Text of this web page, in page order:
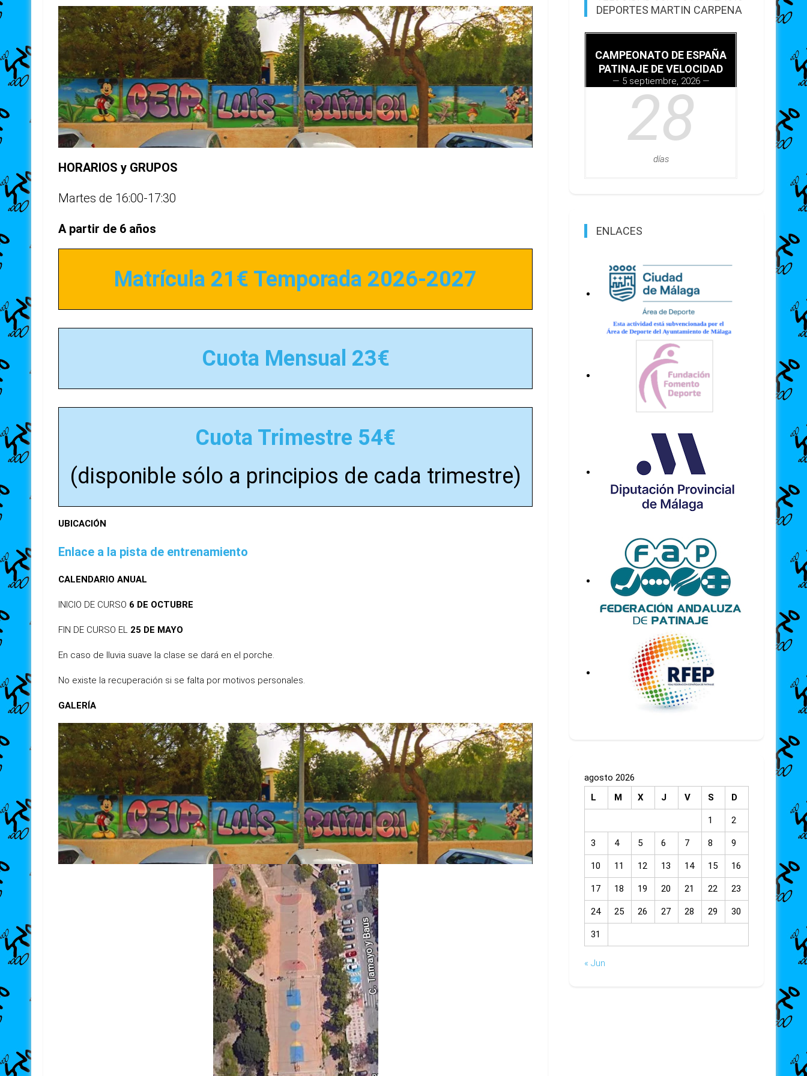
HORARIOS y GRUPOS
Martes de 16:00-17:30
A partir de 6 años
Matrícula 21€ Temporada 2026-2027
Cuota Mensual 23€
Cuota Trimestre 54€
(disponible sólo a principios de cada trimestre)
UBICACIÓN
Enlace a la pista de entrenamiento
CALENDARIO ANUAL
INICIO DE CURSO 6 DE OCTUBRE
FIN DE CURSO EL 25 DE MAYO
En caso de lluvia suave la clase se dará en el porche.
No existe la recuperación si se falta por motivos personales.
GALERÍA
DEPORTES MARTIN CARPENA
CAMPEONATO DE ESPAÑA
PATINAJE DE VELOCIDAD
5 septiembre, 2026
28
días
ENLACES
agosto 2026
L
M X J V S D
1 2
3 4 5 6 7 8 9
10 11 12 13 14 15 16
17 18 19 20 21 22 23
24 25 26 27 28 29 30
31
« Jun